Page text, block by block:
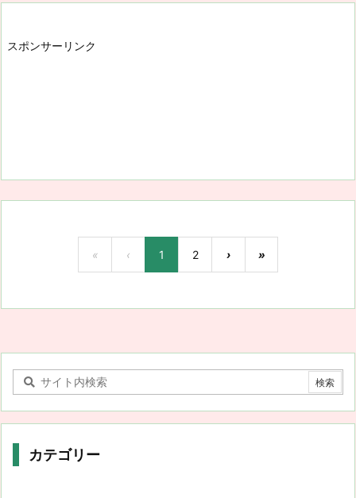
スポンサーリンク
« ‹ 1 2 › »
カテゴリー